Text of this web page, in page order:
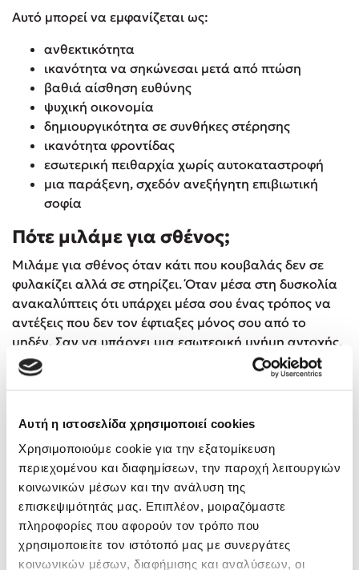
Αυτή η ιστοσελίδα χρησιμοποιεί cookies
Χρησιμοποιούμε cookie για την εξατομίκευση
περιεχομένου και διαφημίσεων, την παροχή λειτουργιών
κοινωνικών μέσων και την ανάλυση της
επισκεψιμότητάς μας. Επιπλέον, μοιραζόμαστε
πληροφορίες που αφορούν τον τρόπο που
χρησιμοποιείτε τον ιστότοπό μας με συνεργάτες
κοινωνικών μέσων, διαφήμισης και αναλύσεων, οι
Αυτό μπορεί να εμφανίζεται ως:
ανθεκτικότητα
ικανότητα να σηκώνεσαι μετά από πτώση
βαθιά αίσθηση ευθύνης
ψυχική οικονομία
δημιουργικότητα σε συνθήκες στέρησης
ικανότητα φροντίδας
εσωτερική πειθαρχία χωρίς αυτοκαταστροφή
μια παράξενη, σχεδόν ανεξήγητη επιβιωτική
σοφία
Πότε μιλάμε για σθένος;
Μιλάμε για σθένος όταν κάτι που κουβαλάς δεν σε
φυλακίζει αλλά σε στηρίζει. Όταν μέσα στη δυσκολία
ανακαλύπτεις ότι υπάρχει μέσα σου ένας τρόπος να
αντέξεις που δεν τον έφτιαξες μόνος σου από το
μηδέν. Σαν να υπάρχει μια εσωτερική μνήμη αντοχής.
Παράδειγμα
αλλά να βλέπεις ότι στις κρίσεις δεν διαλύεσαι
εύκολα. Ότι έχεις μια βαθιά, ήσυχη ικανότητα να
οργανώνεσαι, να φροντίζεις, να στέκεσαι. Αυτό δεν
σημαίνει ότι δεν τραυματίστηκες. Σημαίνει ότι, μαζί με
το τραύμα, πέρασε και σθένος.
Και αυτό είναι εξαιρετικά σημαντικό.
Γιατί μια ώριμη ματιά στο διαγενεακό δεν ψάχνει